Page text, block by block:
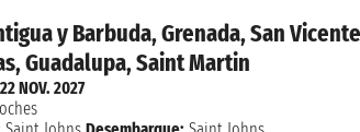
y Barbuda, Grenada, San
Guadalupa, Saint Martin
22 NOV. 2027